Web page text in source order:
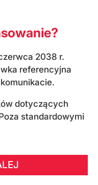
2038 r.
referencyjna
dotyczących
standardowymi